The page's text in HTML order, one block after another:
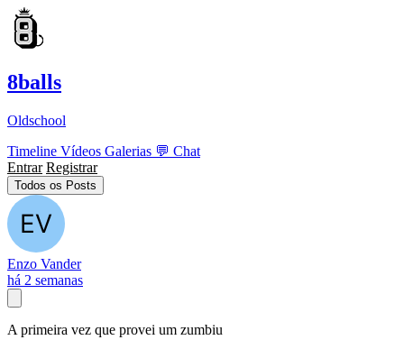
8balls
Oldschool
Timeline Vídeos Galerias 💬 Chat
Entrar Registrar
Todos os Posts
Enzo Vander
há 2 semanas
A primeira vez que provei um zumbiu